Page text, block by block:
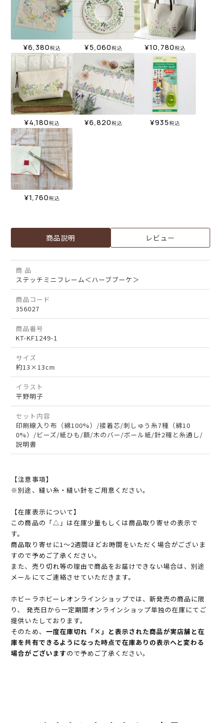
¥6,380税込 ¥5,060税込 ¥10,780税込
¥4,180税込 ¥6,820税込 ¥935税込
¥1,760税込
商品説明 レビュー
商 品
ステッチミニフレーム＜ハーブブーケ＞
商品コード
356027
商品番号
KT-KF1249-1
サイズ
約13×13cm
イラスト
平野明子
セット内容
印刷線入り布（綿100%）/接着芯/刺しゅう糸7種（綿10
0%）/ビーズ/紙ひも/額/木のバー/ボール紙/針2種と糸通し/
説明書
【注意事項】
※別途、縫い糸・縫い針をご用意ください。
【在庫表示について】
この商品の「△」は在庫少量もしくは商品取り寄せの表示で
す。
商品取り寄せに1～2週間ほどお時間をいただく場合がございま
すので予めご了承ください。
また、売り切れ等の理由で商品をお届けできない場合は、別途
メールにてご連絡させていただきます。
ホビーラホビーレオンラインショップでは、新発売の商品に限
り、 発売日から一定期間オンラインショップ単独の在庫にてご
提供いたしております。
そのため、 一度在庫切れ「×」と表示された商品が実店舗と在
庫を共有できるようになった時点で在庫ありの表示へと変わる
場合がございますので予めご了承ください。